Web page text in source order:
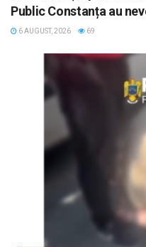
Public Constanța au
6 AUGUST, 2026 69